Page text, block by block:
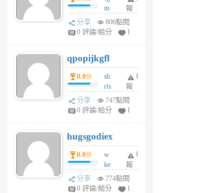
前
m
w
rs
6
個
月
前
報
分享
800點閱
0 評論/給分
1
qpopijkgfl
0.0分
sh
rls
k
m
6
個
月
前
舉
報
分享
747點閱
0 評論/給分
1
hugsgodiex
0.0分
w
ke
rv
pj
舉
報
分享
774點閱
0 評論/給分
1